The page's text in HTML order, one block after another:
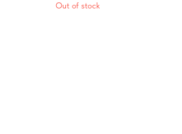
Out of stock